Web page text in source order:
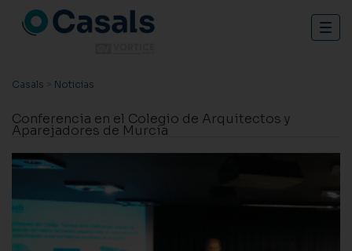
Casals > Noticias
Conferencia en el Colegio de Arquitectos y
Aparejadores de Murcia